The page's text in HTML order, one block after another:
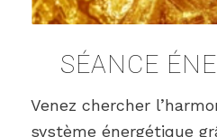
SÉANCE
Venez chercher
système énergétique